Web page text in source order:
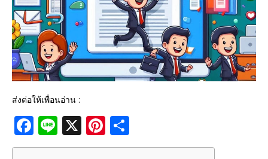
ส่งต่อให้เพื่อนอ่าน :
F
a
Li
n
X Pi
n h